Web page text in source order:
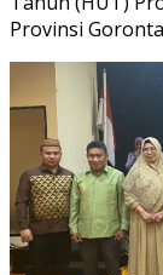
Provinsi